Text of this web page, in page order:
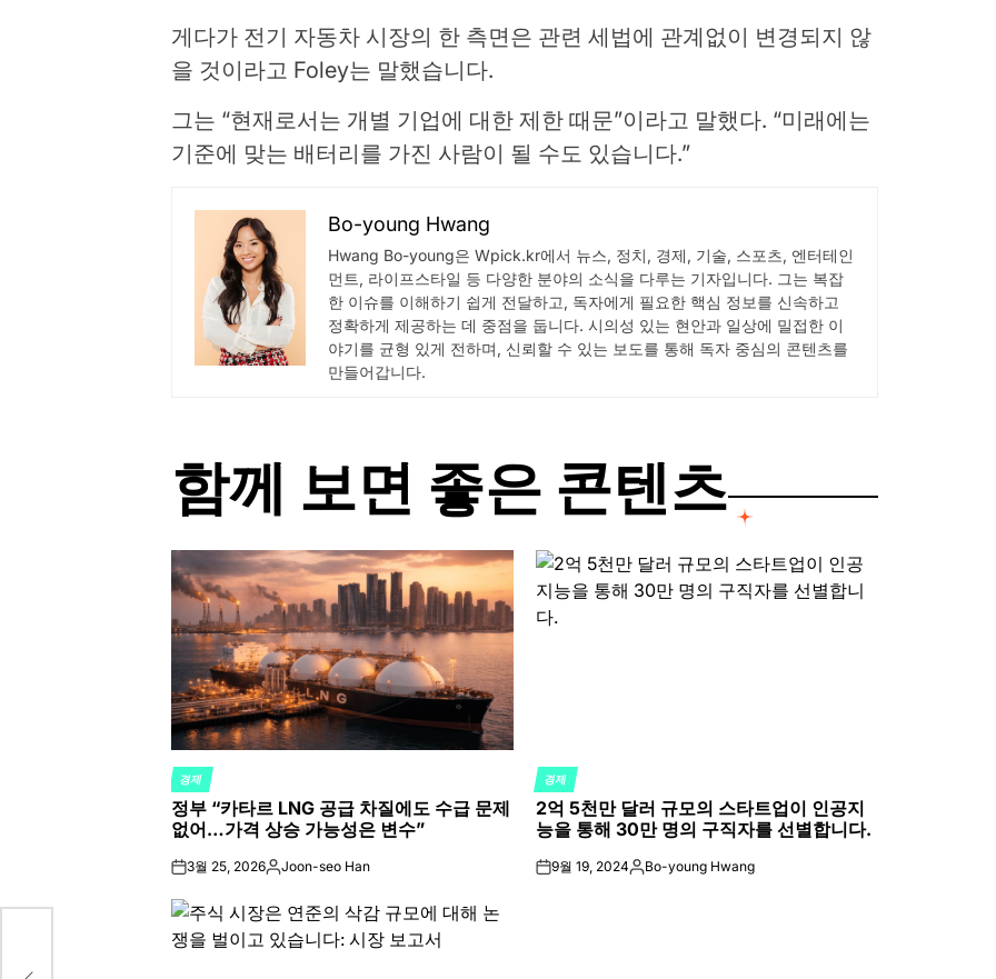
게다가 전기 자동차 시장의 한 측면은 관련 세법에 관계없이 변경되지 않
을 것이라고 Foley는 말했습니다.
그는 “현재로서는 개별 기업에 대한 제한 때문”이라고 말했다. “미래에는
기준에 맞는 배터리를 가진 사람이 될 수도 있습니다.”
Bo-young Hwang
Hwang Bo-young은 Wpick.kr에서 뉴스, 정치, 경제, 기술, 스포츠, 엔터테인
먼트, 라이프스타일 등 다양한 분야의 소식을 다루는 기자입니다. 그는 복잡
한 이슈를 이해하기 쉽게 전달하고, 독자에게 필요한 핵심 정보를 신속하고
정확하게 제공하는 데 중점을 둡니다. 시의성 있는 현안과 일상에 밀접한 이
야기를 균형 있게 전하며, 신뢰할 수 있는 보도를 통해 독자 중심의 콘텐츠를
만들어갑니다.
함께 보면 좋은 콘텐츠
POSTED
IN
경제
정부 “카타르 LNG 공급 차질에도 수급 문제
없어…가격 상승 가능성은 변수”
on3월 25, 2026Posted
Joon-seo Han
POSTED
IN
경제
2억 5천만 달러 규모의 스타트업이 인공지
능을 통해 30만 명의 구직자를 선별합니다.
on9월 19, 2024Posted
Bo-young Hwang